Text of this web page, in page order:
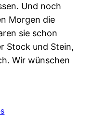
Und noch
Morgen die
sie schon
Stock und Stein,
Wir wünschen